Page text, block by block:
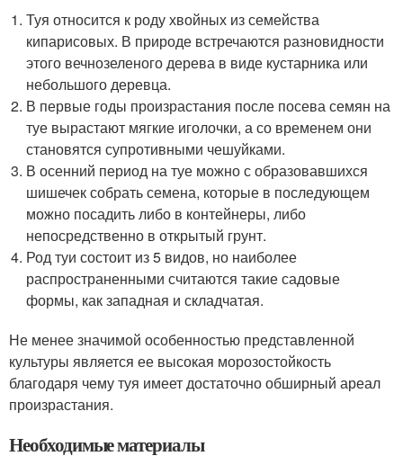
Туя относится к роду хвойных из семейства
кипарисовых. В природе встречаются разновидности
этого вечнозеленого дерева в виде кустарника или
небольшого деревца.
В первые годы произрастания после посева семян на
туе вырастают мягкие иголочки, а со временем они
становятся супротивными чешуйками.
В осенний период на туе можно с образовавшихся
шишечек собрать семена, которые в последующем
можно посадить либо в контейнеры, либо
непосредственно в открытый грунт.
Род туи состоит из 5 видов, но наиболее
распространенными считаются такие садовые
формы, как западная и складчатая.
Не менее значимой особенностью представленной
культуры является ее высокая морозостойкость
благодаря чему туя имеет достаточно обширный ареал
произрастания.
Необходимые материалы